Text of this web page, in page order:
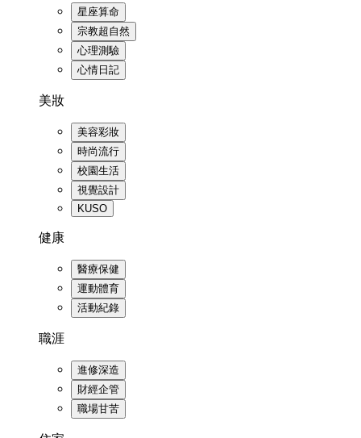
星座算命
宗教超自然
心理測驗
心情日記
美妝
美容彩妝
時尚流行
校園生活
視覺設計
KUSO
健康
醫療保健
運動體育
活動紀錄
職涯
進修深造
財經企管
職場甘苦